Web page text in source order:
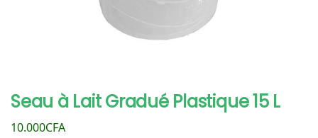
Seau à Lait Gradué Plastique 15 L
10.000CFA